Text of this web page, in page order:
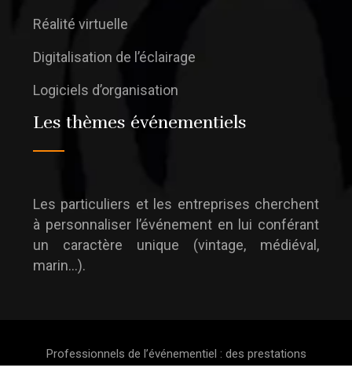
Réalité virtuelle
Digitalisation de l’éclairage
Logiciels d’organisation
Les thèmes événementiels
Les particuliers et les entreprises cherchent
à personnaliser l’événement en lui conférant
un caractère unique (vintage, médiéval,
marin…).
Professionnels de l’événementiel : des prestations